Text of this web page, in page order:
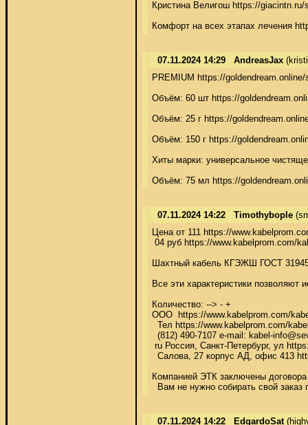
Кристина Велигош https://
Комфорт на всех этапах лечения
07.11.2024 14:29 AndreasJax
PREMIUM https://goldendream.online/
Объём: 60 шт https://
Объём: 25 г https://
Объём: 150 г https://
Хиты марки: универсальное
Объём: 75 мл https://
07.11.2024 14:22 Timothybople
Цена от 111 https://
04 руб https://www.kabelprom.com/
Шахтный кабель КГЭЖШ ГОСТ
Все эти характеристики
Количество: --> - +
ООО  https://www.kabelprom.com/
Тел https://www.kabelprom.com/
(812) 490-7107 e-mail: kabel-
ru Россия, Санкт-Петербург, ул
Салова, 27 корпус АД, офис 413
Компанией ЭТК заключены
Вам не нужно собирать свой заказ
07.11.2024 14:22 EdgardoSat